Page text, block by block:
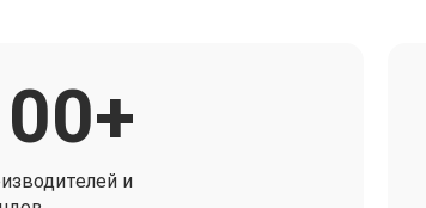
и